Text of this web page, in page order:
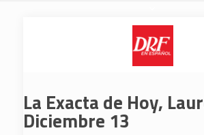
La Exacta de Hoy,
Diciembre 13